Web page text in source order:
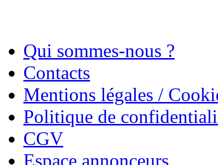
Qui sommes-nous ?
Contacts
Mentions légales /
Politique de
CGV
Espace annonceurs